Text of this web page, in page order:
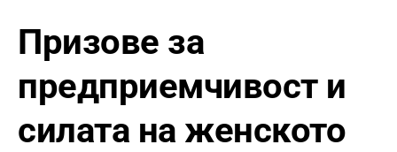
Призове за
предприемчивост и
силата на женското